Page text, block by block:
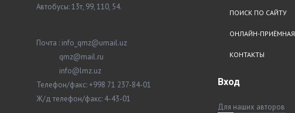
Автобусы: 13т, 99, 110, 54.
Почта : info_qmz@umail.uz
qmz@mail.ru
info@lmz.uz
Телефон/факс: +998 71 237-84-01
Ж/д телефон/факс: 4-43-01
ПОИСК ПО САЙТУ
ОНЛАЙН-ПРИЁМНАЯ
КОНТАКТЫ
Вход
Для наших авторов